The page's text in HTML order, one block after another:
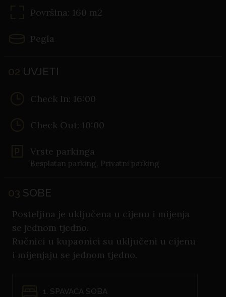
Površina: 160 m2
Pegla
02 UVJETI
Check In: 16:00
Check Out: 10:00
Vrste parkinga
Besplatan parking, Privatni parking
03 SOBE
Posteljina je uključena u cijenu i mijenja
se jednom tjedno.
Ručnici u kupaonici su uključeni u cijenu
i mijenjaju se jednom tjedno.
1. SPAVAĆA SOBA